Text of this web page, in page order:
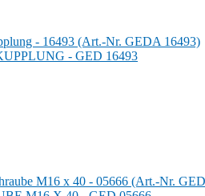
- GED 16493